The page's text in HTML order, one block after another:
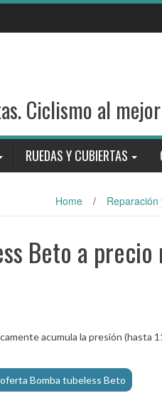
Ciclismo al
RUEDAS Y CUBIERTAS
Home /
Beto a
acumula la presión (hasta
Bomba tubeless Beto